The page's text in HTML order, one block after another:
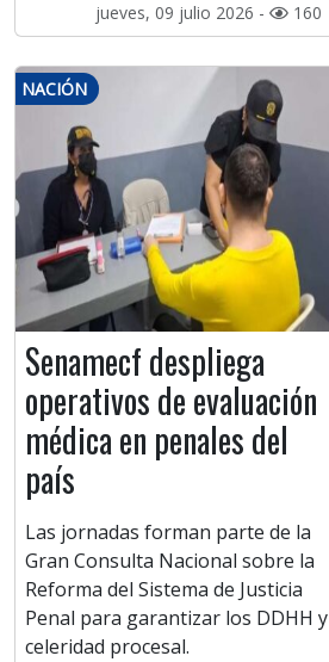
jueves, 09 julio 2026 - 160
NACIÓN
Senamecf despliega
operativos de evaluación
médica en penales del
país
Las jornadas forman parte de la
Gran Consulta Nacional sobre la
Reforma del Sistema de Justicia
Penal para garantizar los DDHH y
celeridad procesal.